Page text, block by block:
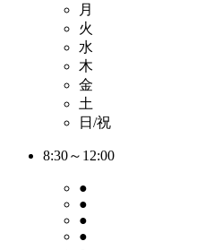
月
火
水
木
金
土
日/祝
8:30～12:00
●
●
●
●